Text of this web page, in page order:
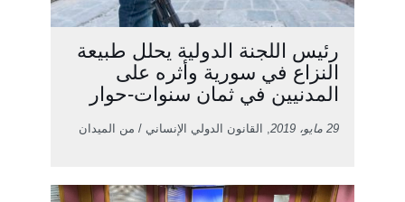
رئيس اللجنة الدولية يحلل طبيعة
النزاع في سورية وأثره على
المدنيين في ثمان سنوات-حوار
29 مايو، 2019 , القانون الدولي الإنساني / من الميدان